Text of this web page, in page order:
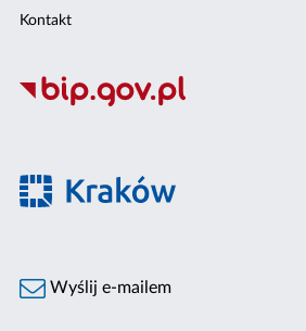
Kontakt
Wyślij e-mailem